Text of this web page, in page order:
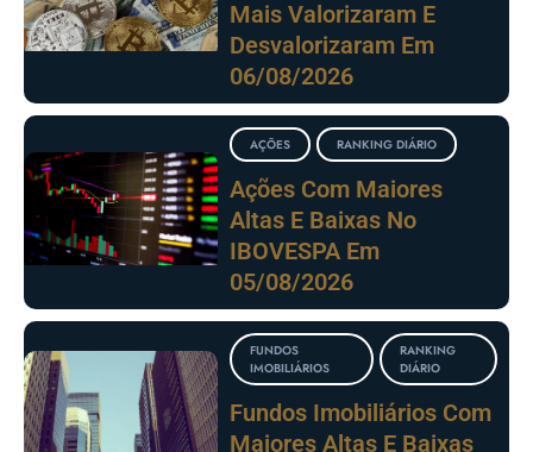
Mais Valorizaram E
Desvalorizaram Em
06/08/2026
AÇÕES RANKING DIÁRIO
Ações Com Maiores
Altas E Baixas No
IBOVESPA Em
05/08/2026
FUNDOS
IMOBILIÁRIOS
RANKING
DIÁRIO
Fundos Imobiliários Com
Maiores Altas E Baixas